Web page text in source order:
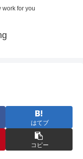
work for you
はてブ
コピー